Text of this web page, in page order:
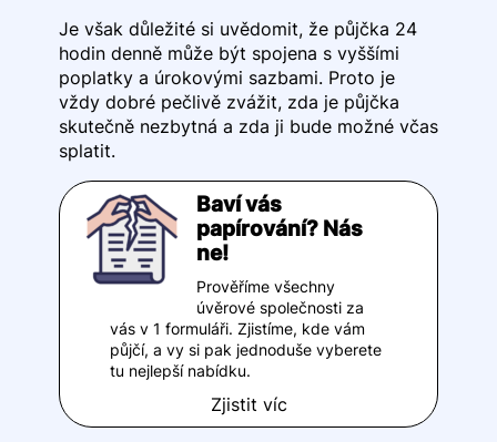
Je však důležité si uvědomit, že půjčka 24
hodin denně může být spojena s vyššími
poplatky a úrokovými sazbami. Proto je
vždy dobré pečlivě zvážit, zda je půjčka
skutečně nezbytná a zda ji bude možné včas
splatit.
Baví vás
papírování? Nás
ne!
Prověříme všechny
úvěrové společnosti za
vás v 1 formuláři. Zjistíme, kde vám
půjčí, a vy si pak jednoduše vyberete
tu nejlepší nabídku.
Zjistit víc